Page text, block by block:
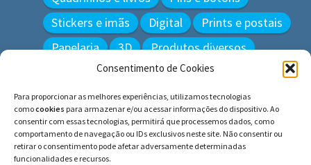
Consentimento de Cookies
Para proporcionar as melhores experiências, utilizamos tecnologias
comocookies para armazenar e/ou acessar informações do dispositivo. Ao
consentir com essas tecnologias, permitirá que processemos dados, como
comportamento de navegação ou IDs exclusivos neste site. Não consentir ou
retirar o consentimento pode afetar adversamente determinadas
funcionalidades e recursos.
Stickers e imãs
Digital
Prints e postais
Papelaria
3D Produtos diversos
Pesquisar
por: